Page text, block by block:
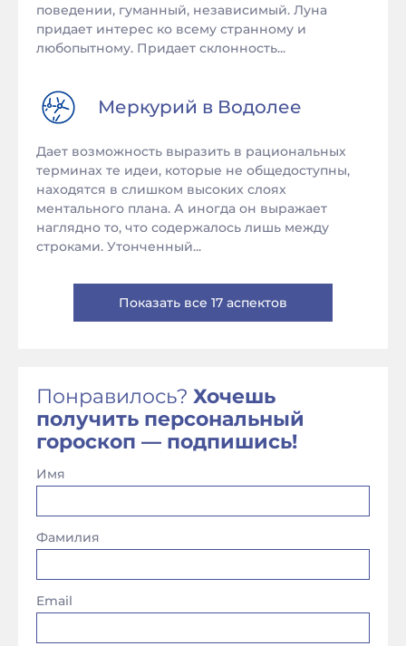
поведении, гуманный, независимый. Луна
придает интерес ко всему странному и
любопытному. Придает склонность...
Меркурий в Водолее
Дает возможность выразить в рациональных
терминах те идеи, которые не общедоступны,
находятся в слишком высоких слоях
ментального плана. А иногда он выражает
наглядно то, что содержалось лишь между
строками. Утонченный...
Показать все 17 аспектов
Понравилось? Хочешь
получить персональный
гороскоп — подпишись!
Имя
Фамилия
Email